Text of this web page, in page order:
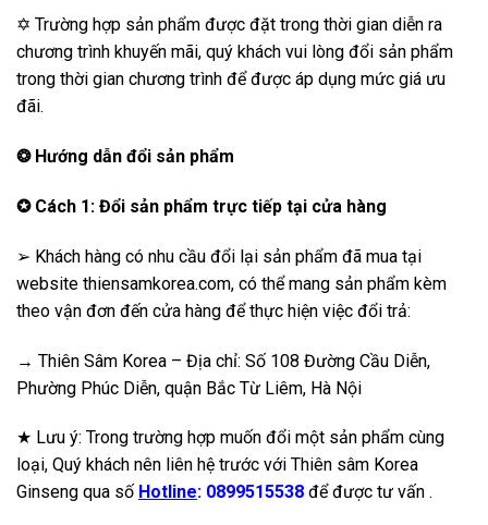
✡ Trường hợp sản phẩm được đặt trong thời gian diễn ra
chương trình khuyến mãi, quý khách vui lòng đổi sản phẩm
trong thời gian chương trình để được áp dụng mức giá ưu
đãi.
❂Hướng dẫn đổi sản phẩm
✪Cách 1: Đổi sản phẩm trực tiếp tại cửa hàng
➢ Khách hàng có nhu cầu đổi lại sản phẩm đã mua tại
website thiensamkorea.com, có thể mang sản phẩm kèm
theo vận đơn đến cửa hàng để thực hiện việc đổi trả:
→ Thiên Sâm Korea – Địa chỉ: Số 108 Đường Cầu Diễn,
Phường Phúc Diễn, quận Bắc Từ Liêm, Hà Nội
★ Lưu ý: Trong trường hợp muốn đổi một sản phẩm cùng
loại, Quý khách nên liên hệ trước với Thiên sâm Korea
Ginseng qua số Hotline: 0899515538 để được tư vấn .